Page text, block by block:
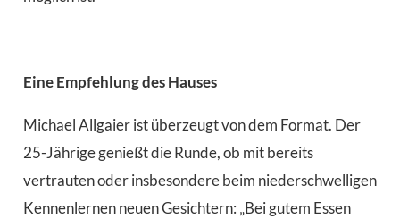
Eine Empfehlung des Hauses
Michael Allgaier ist überzeugt von dem Format. Der
25-Jährige genießt die Runde, ob mit bereits
vertrauten oder insbesondere beim niederschwelligen
Kennenlernen neuen Gesichtern: „Bei gutem Essen